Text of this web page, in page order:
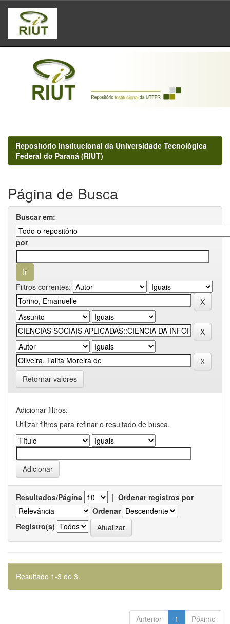
Skip
navigation
Repositório Institucional da Universidade Tecnológica
Federal do Paraná (RIUT)
Página de Busca
Buscar em:
por
Filtros correntes:
Retornar valores
Adicionar filtros:
Utilizar filtros para refinar o resultado de busca.
Resultados/Página | Ordenar registros por
Ordenar
Registro(s)
Resultado 1-3 de 3.
Anterior 1 Póximo